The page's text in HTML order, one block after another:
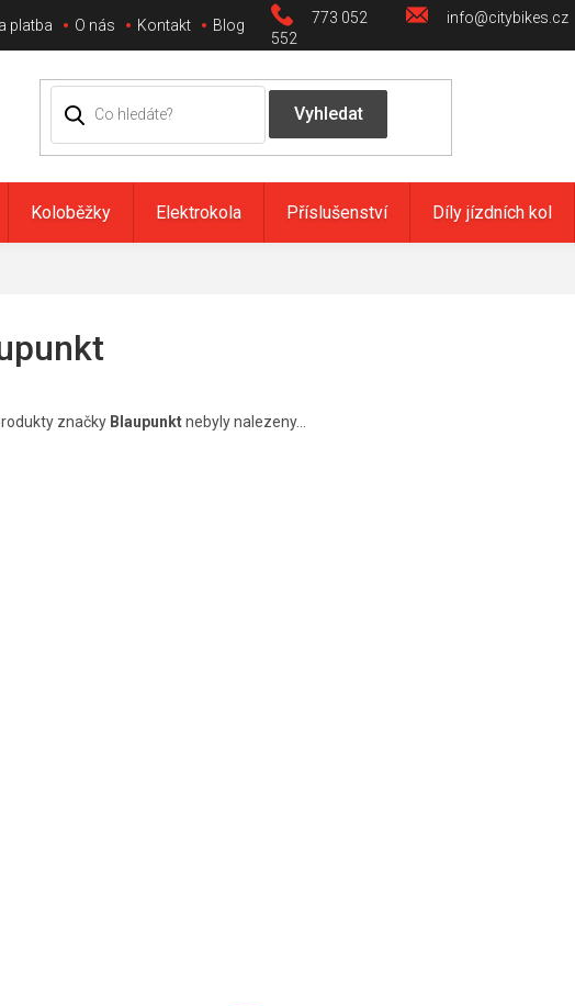
773 052
552
info@citybikes.cz
platba O nás Kontakt Blog
Koloběžky Elektrokola Příslušenství Díly jízdních kol
značky Blaupunktnebyly nalezeny...